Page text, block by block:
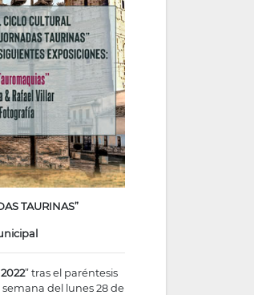
TAURINAS”
” tras el paréntesis
del lunes 28 de